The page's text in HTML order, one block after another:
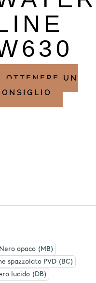
OTTENERE UN
Nero opaco (MB)
spazzolato PVD (BC)
lucido (DB)